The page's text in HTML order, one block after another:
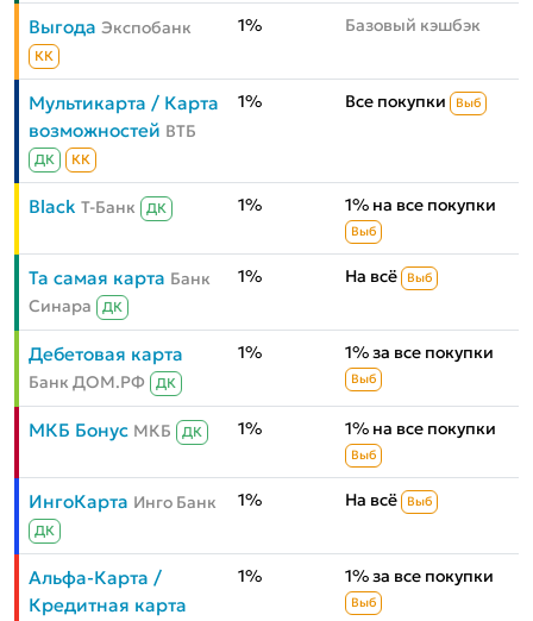
Выгода Экспобанк
КК
1% Базовый кэшбэк
Мультикарта / Карта
возможностей ВТБ
ДК КК
1% Все покупки Выб
Black Т-Банк ДК 1% 1% на все покупки
Выб
Та самая карта Банк
Синара
ДК
1% На всё Выб
Дебетовая карта
Банк ДОМ.РФ ДК
1% 1% за все покупки
Выб
МКБ Бонус МКБ ДК 1% 1% на все покупки
Выб
ИнгоКарта Инго Банк
ДК
1% На всё Выб
Альфа-Карта /
Кредитная карта
1% 1% за все покупки
Выб